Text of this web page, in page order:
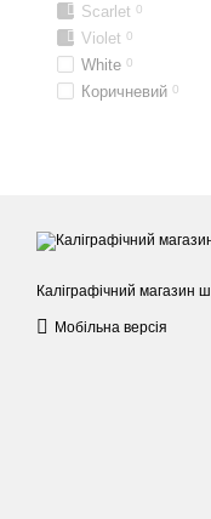
Scarlet 0
Violet 0
White 0
Коричневий 0
Каліграфічний магазин
Мобільна версія